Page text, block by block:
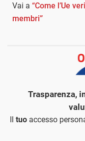
Vai a “Come l’Ue
membri”
Trasparenza,
Il tuoaccesso